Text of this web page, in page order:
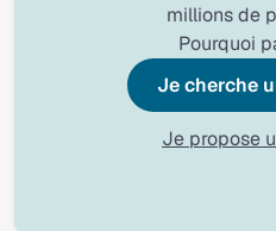
millions de
Pourquoi
Je cherche
Je propose